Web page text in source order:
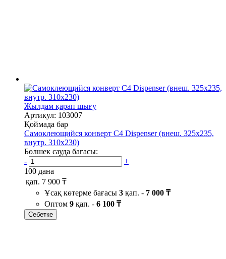
Жылдам қарап шығу
Артикул: 103007
Қоймада бар
Самоклеющийся конверт С4 Dispenser (внеш. 325х235,
внутр. 310х230)
Бөлшек сауда бағасы:
-
+
100 дана
қап. 7 900 ₸
Ұсақ көтерме бағасы 3 қап. - 7 000 ₸
Оптом 9 қап. - 6 100 ₸
Себетке